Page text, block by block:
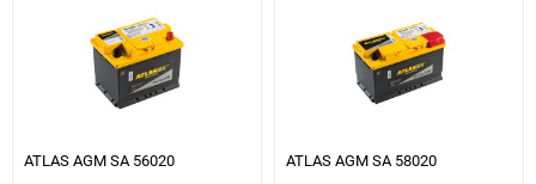
ATLAS AGM SA 56020 ATLAS AGM SA 58020